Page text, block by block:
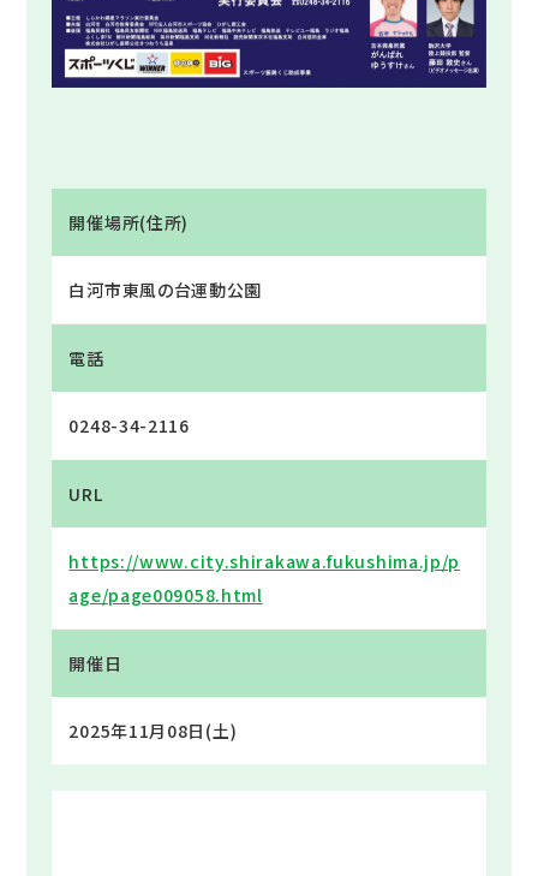
開催場所(住所)
白河市東風の台運動公園
電話
0248-34-2116
URL
https://www.city.shirakawa.fukushima.jp/p
age/page009058.html
開催日
2025年11月08日(土)